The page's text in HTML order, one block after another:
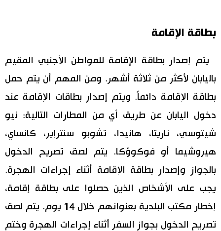
بطاقة الإقامة
يتم إصدار بطاقة الإقامة للمواطن الأجنبي المقيم
باليابان لأكثر من ثلاثة أشهر. ومن المهم أن يتم حمل
بطاقة الإقامة دائماً. ويتم إصدار بطاقات الإقامة عند
دخول اليابان عن طريق أي من المطارات التالية: نيو
شيتوسي، ناريتا، هانيدا، تشوبو سنترإير، كانساي،
هيروشيما أو فوكوؤكا. يتم لصق تصريح الدخول
بالجواز وإصدار بطاقة الإقامة أثناء إجراءات الهجرة.
يجب على الأشخاص الذين حصلوا على بطاقة إقامة،
إخطار مكتب البلدية بعنوانهم خلال 14 يوم. يتم لصق
تصريح الدخول بجواز السفر أثناء إجراءات الهجرة وختم